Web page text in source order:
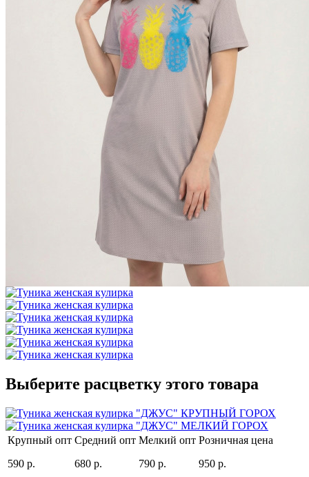
Выберите расцветку этого товара
Крупный опт
590 р.
Средний опт
680 р.
Мелкий опт
790 р.
Розничная цена
950 р.